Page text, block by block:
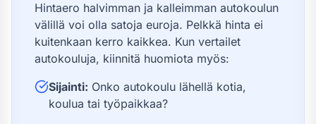
Hintaero halvimman ja kalleimman autokoulun
välillä voi olla satoja euroja. Pelkkä hinta ei
kuitenkaan kerro kaikkea. Kun vertailet
autokouluja, kiinnitä huomiota myös:
Sijainti: Onko autokoulu lähellä kotia,
koulua tai työpaikkaa?